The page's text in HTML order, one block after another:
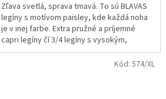
Zľava svetlá, sprava tmavá. To sú BLAVAS
legíny s motívom paisley, kde každá noha
je v inej farbe. Extra pružné a príjemné
capri legíny čí 3/4 legíny s vysokým,
elastickým pásom...
Kód: 574/XL